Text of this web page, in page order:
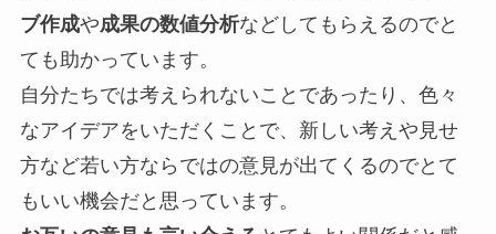
ブ作成や成果の数値分析などしてもらえるのでと
ても助かっています。
自分たちでは考えられないことであったり、色々
なアイデアをいただくことで、新しい考えや見せ
方など若い方ならではの意見が出てくるのでとて
もいい機会だと思っています。